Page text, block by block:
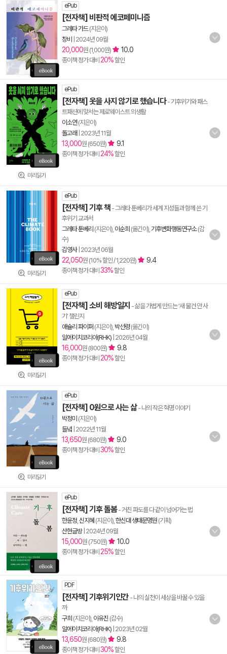
ePub
[전자책] 비판적 에코페미니즘
그레타 가드(지은이)
창비
2024년 09월
20,000원 (1,000원) 10.0
종이책 정가 대비 20%할인
미리읽기
ePub
[전자책] 옷을 사지 않기로 했습니다- 기후위기와 패스
트패션에 맞서는 제로웨이스트 의생활
이소연(지은이)
돌고래 2023년 11월
13,000원 (650원) 9.1
종이책 정가 대비 24%할인
미리읽기
ePub
[전자책] 기후 책 - 그레타 툰베리가 세계 지성들과 함께 쓴 기
후위기 교과서
그레타 툰베리 (지은이), 이순희 (옮긴이), 기후변화행동연구소(감
수)
김영사| 2023년 06월
22,050원 (10% 할인 / 1,220원) 9.4
종이책 정가 대비 33%할인
미리읽기
ePub
[전자책] 소비 해방일지 - 삶을 가볍게 만드는 ‘새 물건 안 사
기’ 챌린지
애슐리 파이퍼 (지은이), 박선령(옮긴이)
알에이치코리아(RHK) 2026년 04월
16,000원 (800원) 9.8
종이책 정가 대비 20%할인
미리읽기
ePub
[전자책] 0원으로 사는 삶- 나의 작은 혁명 이야기
박정미 (지은이)
들녘 2022년 11월
13,650원 (680원) 9.0
종이책 정가 대비 30%할인
ePub
[전자책] 기후 돌봄- 거친 파도를 다 같이 넘어가는 법
한윤정 신지혜 (지은이), 한신대 생태문명원 (기획)
산현글방| 2024년 09월
15,000원 (750원) 10.0
종이책 정가 대비 25%할인
PDF
[전자책] 기후위기인간 - 나의 실천이 세상을 바꿀 수 있을
까
구희 (지은이), 이유진 (감수)
알에이치코리아(RHK) 2023년 02월
13,650원 (680원) 9.8
종이책 정가 대비 30%할인